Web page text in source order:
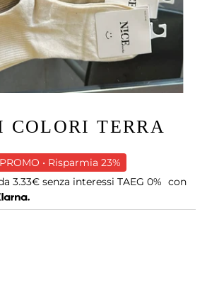
TERRA
PROMO • Risparmia 23%
3.33€ senza interessi TAEG 0%
con